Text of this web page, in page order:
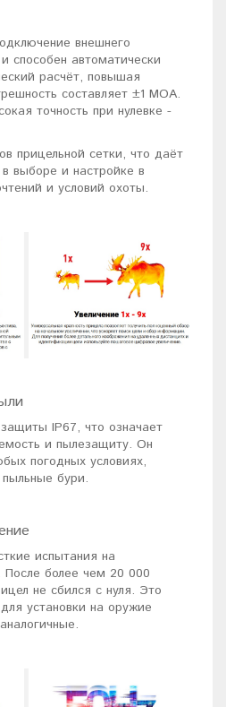
внешнего
способен автоматически
расчёт, повышая
составляет ±1 MOA.
точность при нулевке -
прицельной сетки, что даёт
в выборе и настройке в
и условий охоты.
IP67, что означает
и пылезащиту. Он
погодных условиях,
бури.
испытания на
После более чем 20 000
не сбился с нуля. Это
установки на оружие